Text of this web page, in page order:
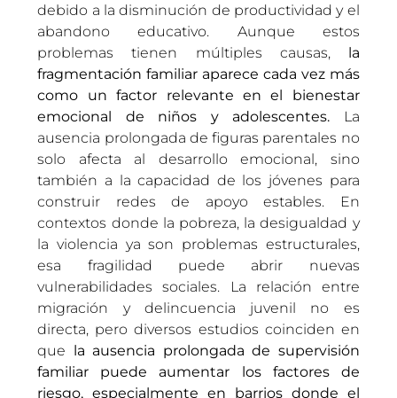
debido a la disminución de productividad y el
abandono educativo. Aunque estos
problemas tienen múltiples causas, la
fragmentación familiar aparece cada vez más
como un factor relevante en el bienestar
emocional de niños y adolescentes. La
ausencia prolongada de figuras parentales no
solo afecta al desarrollo emocional, sino
también a la capacidad de los jóvenes para
construir redes de apoyo estables. En
contextos donde la pobreza, la desigualdad y
la violencia ya son problemas estructurales,
esa fragilidad puede abrir nuevas
vulnerabilidades sociales. La relación entre
migración y delincuencia juvenil no es
directa, pero diversos estudios coinciden en
que la ausencia prolongada de supervisión
familiar puede aumentar los factores de
riesgo, especialmente en barrios donde el